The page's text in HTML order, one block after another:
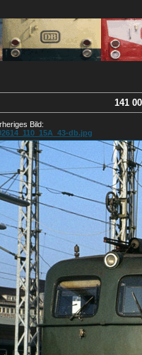
141
Bild:
db.jpg